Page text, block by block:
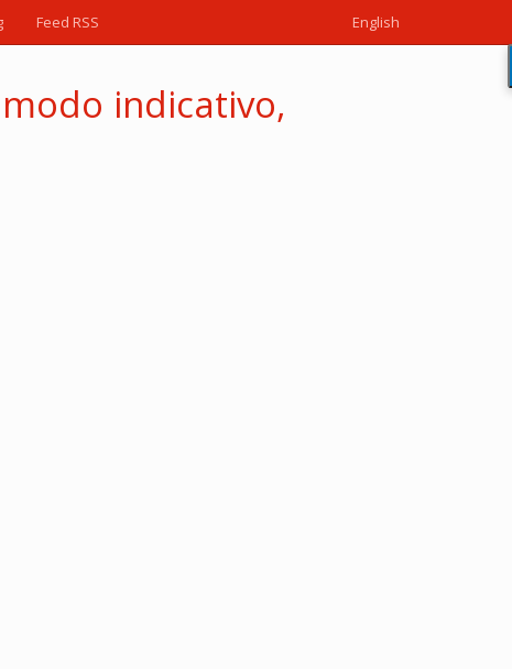
Feed RSS English
indicativo,